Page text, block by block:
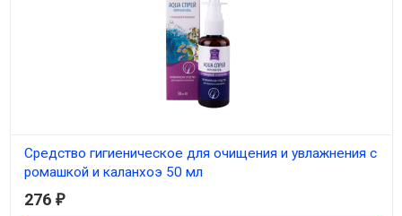
Средство гигиеническое для очищения и увлажнения с
ромашкой и каланхоэ 50 мл
В наличии
276 ₽